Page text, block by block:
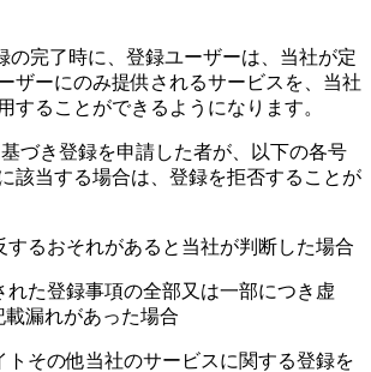
の完了時に、登録ユーザーは、当社が定
ザーにのみ提供されるサービスを、当社
することができるようになります。
づき登録を申請した者が、以下の各号
該当する場合は、登録を拒否することが
するおそれがあると当社が判断した場合
れた登録事項の全部又は一部につき虚
漏れがあった場合
トその他当社のサービスに関する登録を